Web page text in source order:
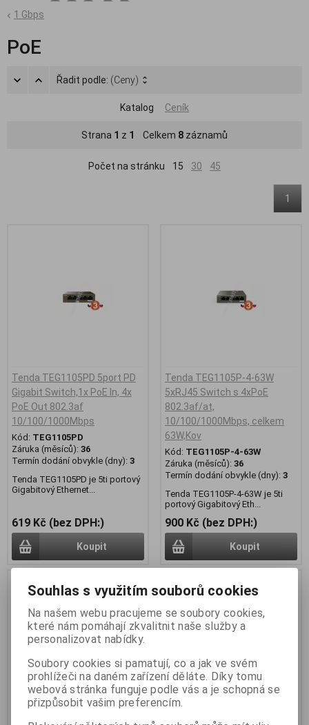
1 Gbps
PoE
Řadit podle: (Ceny)
Katalog Ceník
Strana 1 z 1 Celkem 8 záznamů
Počet na stránku 15 30 45
1
Tenda TEG1105PD 5port PD
Gigabit Switch,1x PoE In, 4x
PoE Out 802.3af
10/100/1000Mbps
Kód: TEG1105PD
Záruka (měsíců): 36
Termín dodání obvykle (dny): 3
Tenda TEG1105PD je 5ti portový
Gigabitový Ethernet...
619 Kč (bez DPH:)
Koupit
Tenda TEG1105P-4-63W
5xRJ45 Switch s 4xPoE
802.3af/at,
10/100/1000Mbps, celkem
63W,Kov
Kód: TEG1105P-4-63W
Záruka (měsíců): 36
Termín dodání obvykle (dny): 3
Tenda TEG1105P-4-63W je 5ti
portový Gigabitový Eth...
900 Kč (bez DPH:)
Koupit
Tenda TEG1109P-8-102W Tenda TEG1110PF-8-120W,
Souhlas s využitím souborů cookies
Na našem webu pracujeme se soubory cookies,
které nám pomáhají zkvalitnit naše služby a
personalizovat nabídky.
Soubory cookies si pamatují, co a jak ve svém
prohlížeči na daném zařízení děláte. Díky tomu
webová stránka funguje podle vás a je schopná se
přizpůsobit vašim preferencím.